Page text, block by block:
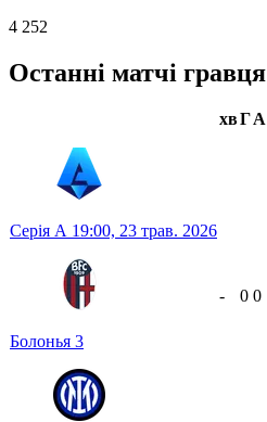
4 252
Останні матчі гравця
хвГА
Серія А 19:00, 23 трав. 2026
Болонья 3
- 0 0